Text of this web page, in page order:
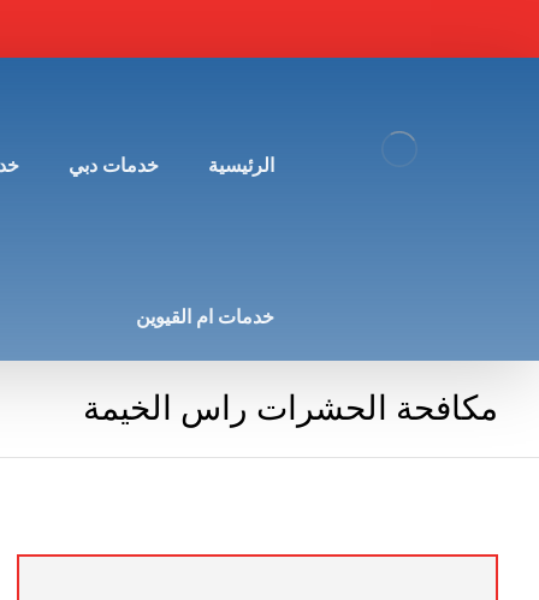
الرئيسية خدمات دبي
خدمات ام القيوين
مكافحة الحشرات راس الخيمة